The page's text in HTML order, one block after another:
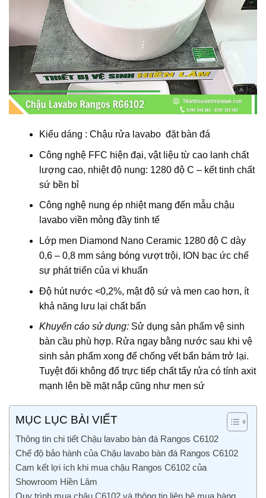
Kiểu dáng : Chậu rửa lavabo đặt bàn đá
Công nghệ FFC hiện đại, vật liệu từ cao lanh chất
lượng cao, nhiệt độ nung: 1280 độ C – kết tinh chất
sứ bền bỉ
Công nghệ nung ép nhiệt mang đến mẫu chậu
lavabo viền mỏng đầy tinh tế
Lớp men Diamond Nano Ceramic 1280 độ C dày
0,6 – 0,8 mm sáng bóng vượt trội, ION bạc ức chế
sự phát triển của vi khuẩn
Độ hút nước <0,2%, mật độ sứ và men cao hơn, ít
khả năng lưu lại chất bẩn
Khuyến cáo sử dụng: Sử dụng sản phẩm vệ sinh
bàn cầu phù hợp. Rửa ngay bằng nước sau khi vệ
sinh sản phẩm xong để chống vết bẩn bám trở lại.
Tuyệt đối không đổ trực tiếp chất tẩy rửa có tính axit
mạnh lên bề mặt nắp cũng như men sứ
MỤC LỤC BÀI VIẾT
Thông tin chi tiết Chậu lavabo bàn đá Rangos C6102
Chế độ bảo hành của Chậu lavabo bàn đá Rangos C6102
Cam kết lợi ích khi mua chậu Rangos C6102 của
Showroom Hiền Lâm